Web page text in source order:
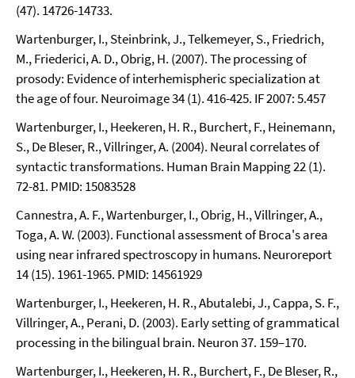
(47). 14726-14733.
Wartenburger, I., Steinbrink, J., Telkemeyer, S., Friedrich,
M., Friederici, A. D., Obrig, H. (2007). The processing of
prosody: Evidence of interhemispheric specialization at
the age of four. Neuroimage 34 (1). 416-425. IF 2007: 5.457
Wartenburger, I., Heekeren, H. R., Burchert, F., Heinemann,
S., De Bleser, R., Villringer, A. (2004). Neural correlates of
syntactic transformations. Human Brain Mapping 22 (1).
72-81. PMID: 15083528
Cannestra, A. F., Wartenburger, I., Obrig, H., Villringer, A.,
Toga, A. W. (2003). Functional assessment of Broca's area
using near infrared spectroscopy in humans. Neuroreport
14 (15). 1961-1965. PMID: 14561929
Wartenburger, I., Heekeren, H. R., Abutalebi, J., Cappa, S. F.,
Villringer, A., Perani, D. (2003). Early setting of grammatical
processing in the bilingual brain. Neuron 37. 159–170.
Wartenburger, I., Heekeren, H. R., Burchert, F., De Bleser, R.,